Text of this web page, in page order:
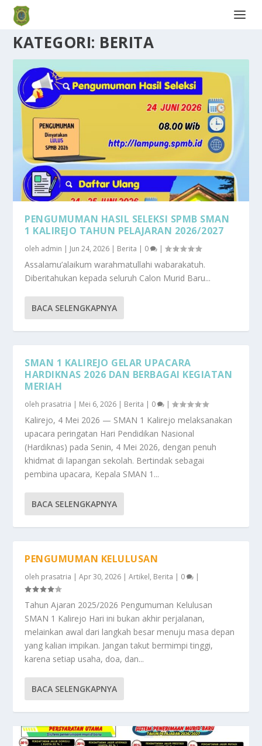
KATEGORI: BERITA
PENGUMUMAN HASIL SELEKSI SPMB SMAN
1 KALIREJO TAHUN PELAJARAN 2026/2027
oleh admin | Jun 24, 2026 | Berita | 0 |
Assalamu’alaikum warahmatullahi wabarakatuh.
Diberitahukan kepada seluruh Calon Murid Baru...
BACA SELENGKAPNYA
SMAN 1 KALIREJO GELAR UPACARA
HARDIKNAS 2026 DAN BERBAGAI KEGIATAN
MERIAH
oleh prasatria | Mei 6, 2026 | Berita | 0 |
Kalirejo, 4 Mei 2026 — SMAN 1 Kalirejo melaksanakan
upacara peringatan Hari Pendidikan Nasional
(Hardiknas) pada Senin, 4 Mei 2026, dengan penuh
khidmat di lapangan sekolah. Bertindak sebagai
pembina upacara, Kepala SMAN 1...
BACA SELENGKAPNYA
PENGUMUMAN KELULUSAN
oleh prasatria |Apr 30, 2026 |Artikel, Berita | 0 |
Tahun Ajaran 2025/2026 Pengumuman Kelulusan
SMAN 1 Kalirejo Hari ini bukan akhir perjalanan,
melainkan awal dari langkah besar menuju masa depan
yang kalian impikan. Jangan takut bermimpi tinggi,
karena setiap usaha, doa, dan...
BACA SELENGKAPNYA